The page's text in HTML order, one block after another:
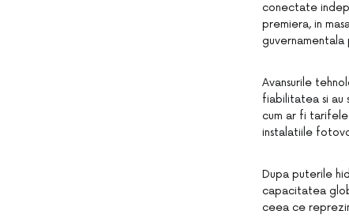
conectate
premiera, in
Avansurile
fiabilitatea si au
cum ar fi
instalatiile
Dupa puterile
capacitatea
ceea ce